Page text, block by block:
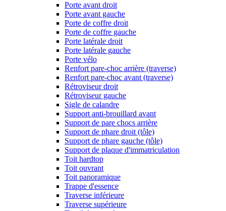
Porte avant droit
Porte avant gauche
Porte de coffre droit
Porte de coffre gauche
Porte latérale droit
Porte latérale gauche
Porte vélo
Renfort pare-choc arrière (traverse)
Renfort pare-choc avant (traverse)
Rétroviseur droit
Rétroviseur gauche
Sigle de calandre
Support anti-brouillard avant
Support de pare chocs arrière
Support de phare droit (tôle)
Support de phare gauche (tôle)
Support de plaque d'immatriculation
Toit hardtop
Toit ouvrant
Toit panoramique
Trappe d'essence
Traverse inférieure
Traverse supérieure